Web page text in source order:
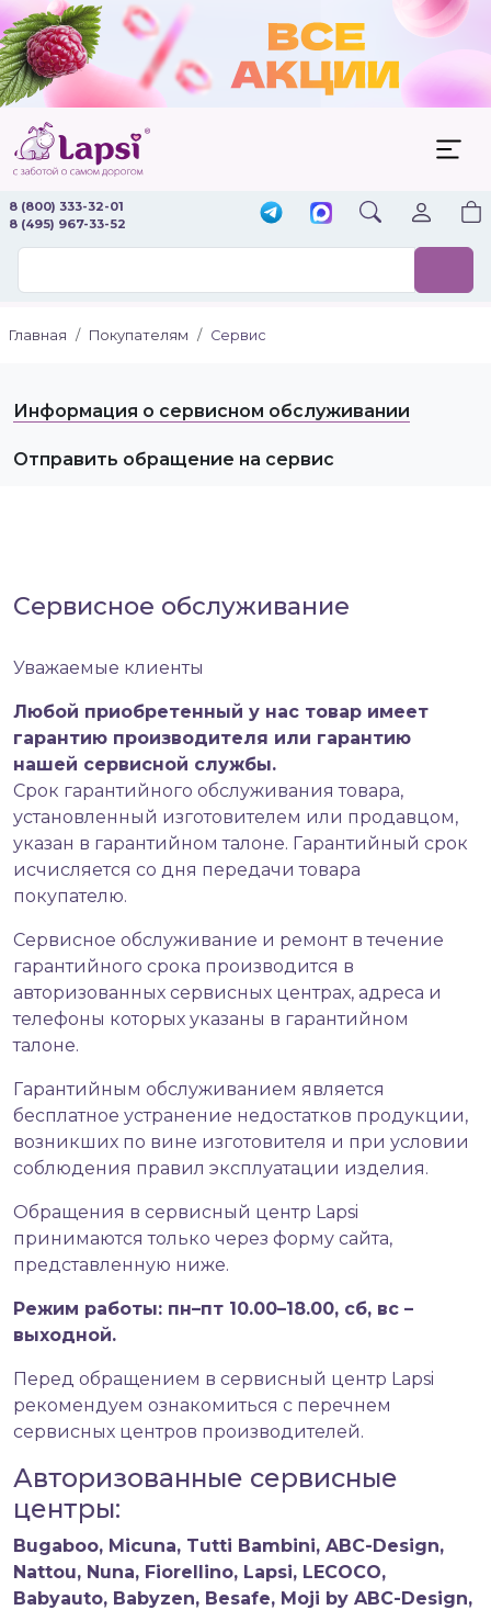
8 (800) 333-32-01
8 (495) 967-33-52
Главная Покупателям Сервис
Информация о сервисном обслуживании
Отправить обращение на сервис
Сервисное обслуживание
Уважаемые клиенты
Любой приобретенный у нас товар имеет
гарантию производителя или гарантию
нашей сервисной службы.
Срок гарантийного обслуживания товара,
установленный изготовителем или продавцом,
указан в гарантийном талоне. Гарантийный срок
исчисляется со дня передачи товара
покупателю.
Сервисное обслуживание и ремонт в течение
гарантийного срока производится в
авторизованных сервисных центрах, адреса и
телефоны которых указаны в гарантийном
талоне.
Гарантийным обслуживанием является
бесплатное устранение недостатков продукции,
возникших по вине изготовителя и при условии
соблюдения правил эксплуатации изделия.
Обращения в сервисный центр Lapsi
принимаются только через форму сайта,
представленную ниже.
Режим работы: пн–пт 10.00–18.00, сб, вс –
выходной.
Перед обращением в сервисный центр Lapsi
рекомендуем ознакомиться с перечнем
сервисных центров производителей.
Авторизованные сервисные
центры:
Bugaboo, Micuna, Tutti Bambini, ABC-Design,
Nattou, Nuna, Fiorellino, Lapsi, LECOCO,
Babyauto, Babyzen, Besafe, Moji by ABC-Design,